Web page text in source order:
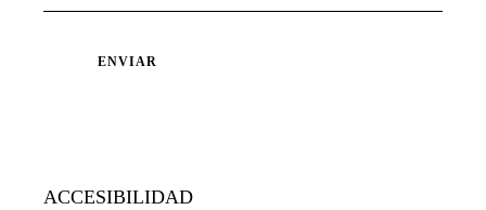
ACCESIBILIDAD